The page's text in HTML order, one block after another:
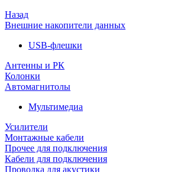
Назад
Внешние накопители данных
USB-флешки
Антенны и РК
Колонки
Автомагнитолы
Мультимедиа
Усилители
Монтажные кабели
Прочее для подключения
Кабели для подключения
Проводка для акустики